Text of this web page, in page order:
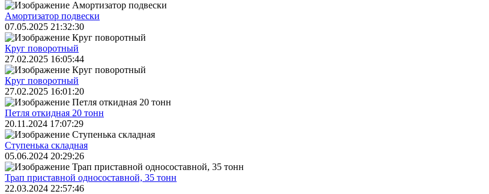
Амортизатор подвески
07.05.2025 21:32:30
Круг поворотный
27.02.2025 16:05:44
Круг поворотный
27.02.2025 16:01:20
Петля откидная 20 тонн
20.11.2024 17:07:29
Ступенька складная
05.06.2024 20:29:26
Трап приставной односоставной, 35 тонн
22.03.2024 22:57:46